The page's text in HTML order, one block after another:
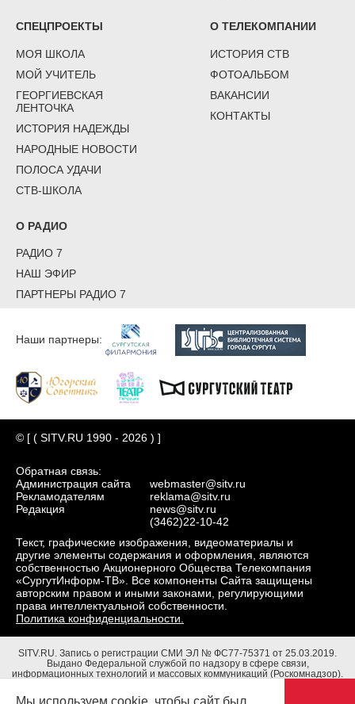
СПЕЦПРОЕКТЫ
МОЯ ШКОЛА
МОЙ УЧИТЕЛЬ
ГЕОРГИЕВСКАЯ
ЛЕНТОЧКА
ИСТОРИЯ НАДЕЖДЫ
НАРОДНЫЕ НОВОСТИ
ПОЛОСА УДАЧИ
СТВ-ШКОЛА
О ТЕЛЕКОМПАНИИ
ИСТОРИЯ СТВ
ФОТОАЛЬБОМ
ВАКАНСИИ
КОНТАКТЫ
О РАДИО
РАДИО 7
НАШ ЭФИР
ПАРТНЕРЫ РАДИО 7
Наши партнеры:
© [ ( SITV.RU 1990 - 2026 ) ]
Обратная связь:
Администрация сайта
Рекламодателям
Редакция
webmaster@sitv.ru
reklama@sitv.ru
news@sitv.ru
(3462)22-10-42
Текст, графические изображения, видеоматериалы и
другие элементы содержания и оформления, являются
собственностью Акционерного Общества Телекомпания
«СургутИнформ-ТВ». Все компоненты Сайта защищены
авторским правом и иными законами, регулирующими
права интеллектуальной собственности.
Политика конфиденциальности.
SITV.RU. Запись о регистрации СМИ ЭЛ № ФС77-75371 от 25.03.2019.
Выдано Федеральной службой по надзору в сфере связи,
информационных технологий и массовых коммуникаций (Роскомнадзор).
Адрес редакции: 628403, Тюменская обл., ХМАО - Югра, г. Сургут, ул.
Мы используем cookie, чтобы сайт был